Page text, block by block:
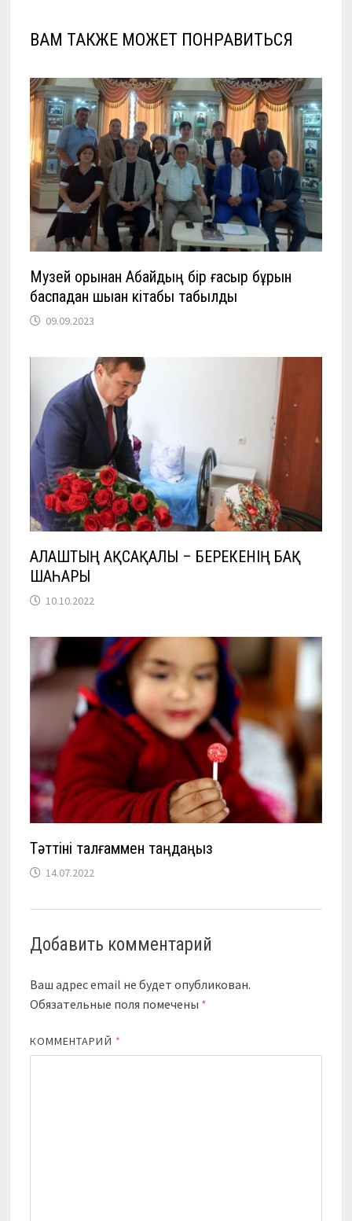
ВАМ ТАКЖЕ МОЖЕТ ПОНРАВИТЬСЯ
Музей қорынан Абайдың бір ғасыр бұрын
баспадан шыққан кітабы табылды
09.09.2023
АЛАШТЫҢ АҚСАҚАЛЫ – БЕРЕКЕНІҢ БАҚ
ШАҺАРЫ
10.10.2022
Тәттіні талғаммен таңдаңыз
14.07.2022
Добавить комментарий
Ваш адрес email не будет опубликован.
Обязательные поля помечены *
КОММЕНТАРИЙ *